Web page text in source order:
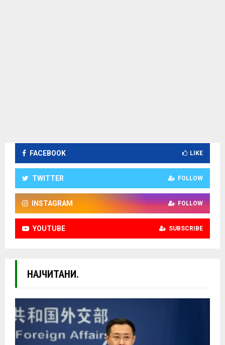
FACEBOOK LIKE
TWITTER FOLLOW
INSTAGRAM FOLLOW
YOUTUBE SUBSCRIBE
НАЈЧИТАНИ.